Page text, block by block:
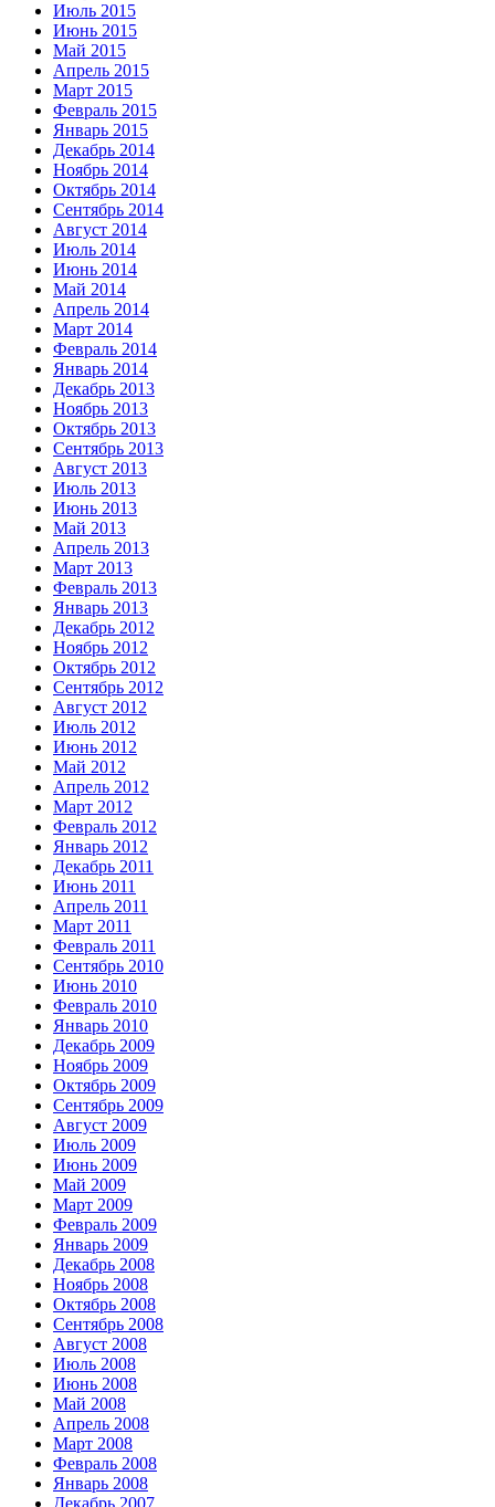
Июль 2015
Июнь 2015
Май 2015
Апрель 2015
Март 2015
Февраль 2015
Январь 2015
Декабрь 2014
Ноябрь 2014
Октябрь 2014
Сентябрь 2014
Август 2014
Июль 2014
Июнь 2014
Май 2014
Апрель 2014
Март 2014
Февраль 2014
Январь 2014
Декабрь 2013
Ноябрь 2013
Октябрь 2013
Сентябрь 2013
Август 2013
Июль 2013
Июнь 2013
Май 2013
Апрель 2013
Март 2013
Февраль 2013
Январь 2013
Декабрь 2012
Ноябрь 2012
Октябрь 2012
Сентябрь 2012
Август 2012
Июль 2012
Июнь 2012
Май 2012
Апрель 2012
Март 2012
Февраль 2012
Январь 2012
Декабрь 2011
Июнь 2011
Апрель 2011
Март 2011
Февраль 2011
Сентябрь 2010
Июнь 2010
Февраль 2010
Январь 2010
Декабрь 2009
Ноябрь 2009
Октябрь 2009
Сентябрь 2009
Август 2009
Июль 2009
Июнь 2009
Май 2009
Март 2009
Февраль 2009
Январь 2009
Декабрь 2008
Ноябрь 2008
Октябрь 2008
Сентябрь 2008
Август 2008
Июль 2008
Июнь 2008
Май 2008
Апрель 2008
Март 2008
Февраль 2008
Январь 2008
Декабрь 2007